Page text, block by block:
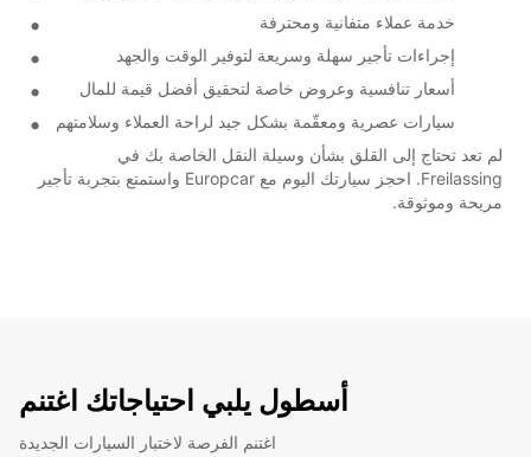
خدمة عملاء متفانية ومحترفة
إجراءات تأجير سهلة وسريعة لتوفير الوقت والجهد
أسعار تنافسية وعروض خاصة لتحقيق أفضل قيمة للمال
سيارات عصرية ومعقّمة بشكل جيد لراحة العملاء وسلامتهم
لم تعد تحتاج إلى القلق بشأن وسيلة النقل الخاصة بك في
Freilassing. احجز سيارتك اليوم مع Europcar واستمتع بتجربة تأجير
مريحة وموثوقة.
أسطول يلبي احتياجاتك اغتنم
اغتنم الفرصة لاختبار السيارات الجديدة